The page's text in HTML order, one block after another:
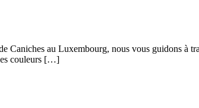
Caniches au Luxembourg, nous vous guidons à
les couleurs […]